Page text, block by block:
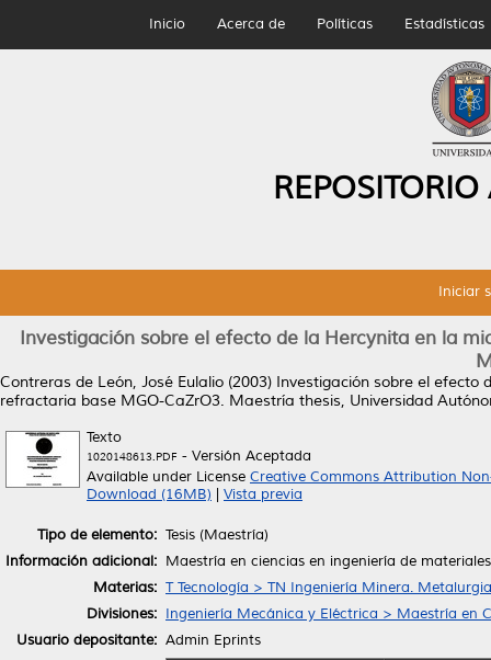
Inicio Acerca de Políticas Estadísticas
Iniciar
Investigación sobre el efecto de la Hercynita en la
Contreras de León, José Eulalio (2003) Investigación sobre el efecto
refractaria base MGO-CaZrO3. Maestría thesis, Universidad
Texto
1020148613.PDF - Versión Aceptada
Available under License Creative Commons Attribution
Download (16MB)
Vista previa
Tipo de elemento: Tesis (Maestría)
Información adicional: Maestría en ciencias en ingeniería de materiales
Materias: T Tecnología > TN Ingeniería Minera. Metalurgia
Divisiones: Ingeniería Mecánica y Eléctrica > Maestría en
Usuario depositante: Admin Eprints